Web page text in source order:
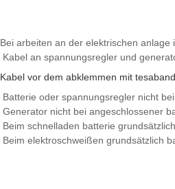
Bei arbeiten an der elektrischen
Kabel an spannungsregler und
Kabel vor dem abklemmen mit
Batterie oder spannungsregler nicht
Generator nicht bei angeschlossener
Beim schnelladen batterie
Beim elektroschweißen grundsätzlich